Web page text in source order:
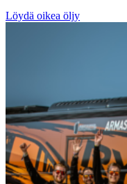
Löydä oikea öljy